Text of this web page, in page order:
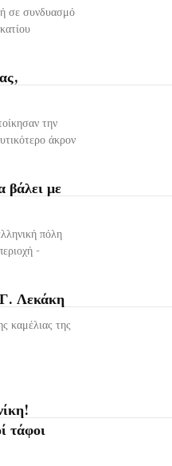
σε συνδυασμό
την
άκρον
βάλει με
πόλη
Λεκάκη
καμέλιας της
τάφοι